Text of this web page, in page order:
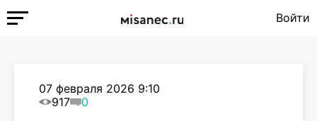
Войти
07 февраля 2026 9:10
917
0